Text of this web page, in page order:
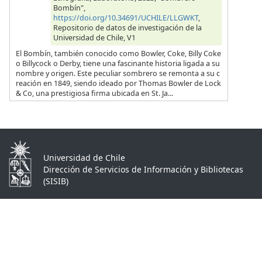
Bombín",
https://doi.org/10.34691/UCHILE/LLGWKT,
Repositorio de datos de investigación de la
Universidad de Chile, V1
El Bombín, también conocido como Bowler, Coke, Billy Coke
o Billycock o Derby, tiene una fascinante historia ligada a su
nombre y origen. Este peculiar sombrero se remonta a su c
reación en 1849, siendo ideado por Thomas Bowler de Lock
& Co, una prestigiosa firma ubicada en St. Ja...
Universidad de Chile
Dirección de Servicios de Información y Bibliotecas
(SISIB)